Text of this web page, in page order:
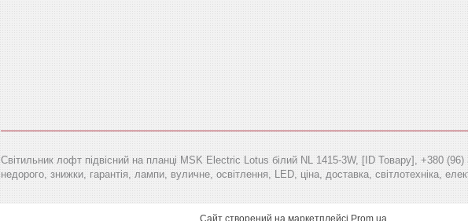
Світильник лофт підвісний на планці MSK Electric Lotus білий NL 1415-3W, [ID Товару], +380
недорого, знижки, гарантія, лампи, вуличне, освітлення, LED, ціна, доставка, світлотехніка,
Сайт створений на маркетплейсі Prom.ua